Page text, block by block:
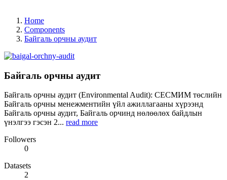
Home
Components
Байгаль орчны аудит
Байгаль орчны аудит
Байгаль орчны аудит (Environmental Audit): СЕСМИМ төслийн
Байгаль орчны менежментийн үйл ажиллагааны хүрээнд
Байгаль орчны аудит, Байгаль орчинд нөлөөлөх байдлын
үнэлгээ гэсэн 2... read more
Followers
0
Datasets
2